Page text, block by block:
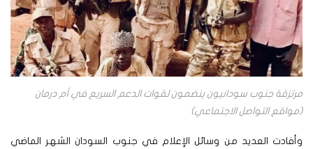
مرتزقة جنوب سودانيون ينضمون لقوات الدعم السريع في أم درمان
(مواقع التواصل الاجتماعي)
وأفادت العديد من وسائل الإعلام في جنوب السودان الشهر الماضي